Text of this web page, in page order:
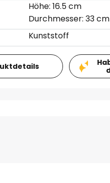
Höhe: 16.5 cm
Durchmesser: 33 cm
Kunststoff